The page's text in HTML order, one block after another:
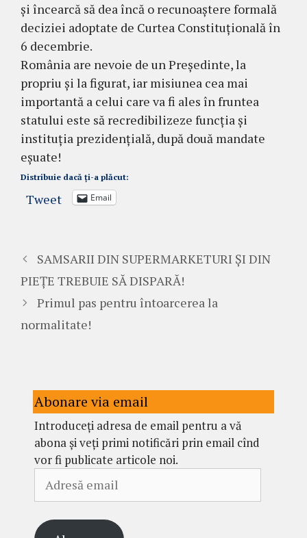
și încearcă să dea încă o recunoaștere formală
deciziei adoptate de Curtea Constituțională în
6 decembrie.
România are nevoie de un Președinte, la
propriu și la figurat, iar misiunea cea mai
importantă a celui care va fi ales în fruntea
statului este să recredibilizeze funcția și
instituția prezidențială, după două mandate
eșuate!
Distribuie dacă ți-a plăcut:
Tweet Email
SAMSARII DIN SUPERMARKETURI ȘI DIN
PIEȚE TREBUIE SĂ DISPARĂ!
Primul pas pentru întoarcerea la
normalitate!
Abonare via email
Introduceți adresa de email pentru a vă
abona și veți primi notificări prin email cînd
vor fi publicate articole noi.
email